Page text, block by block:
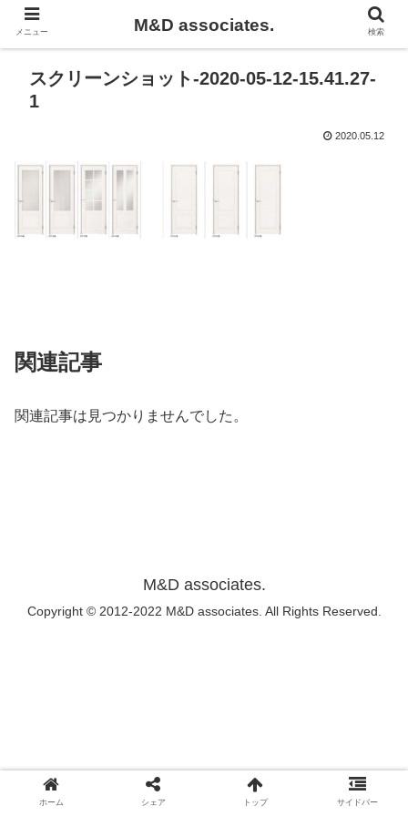
スクリーンショット-2020-05-12-15.41.27-
1
2020.05.12
関連記事
関連記事は見つかりませんでした。
M&D associates.
Copyright © 2012-2022 M&D associates. All Rights Reserved.
メニュー M&D associates. 検索
ホーム シェア トップ サイドバー